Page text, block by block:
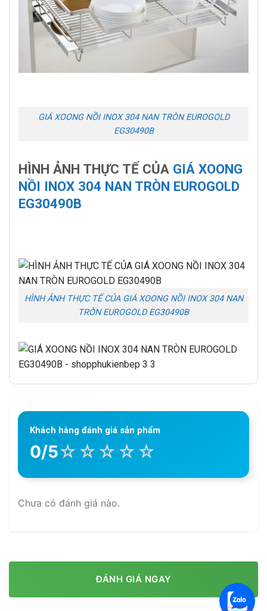
GIÁ XOONG NỒI INOX 304 NAN TRÒN EUROGOLD
EG30490B
HÌNH ẢNH THỰC TẾ CỦA GIÁ XOONG
NỒI INOX 304 NAN TRÒN EUROGOLD
EG30490B
HÌNH ẢNH THỰC TẾ CỦA GIÁ XOONG NỒI INOX 304 NAN
TRÒN EUROGOLD EG30490B
Khách hàng đánh giá sản phẩm
0/5☆ ☆ ☆ ☆ ☆
Chưa có đánh giá nào.
ĐÁNH GIÁ NGAY